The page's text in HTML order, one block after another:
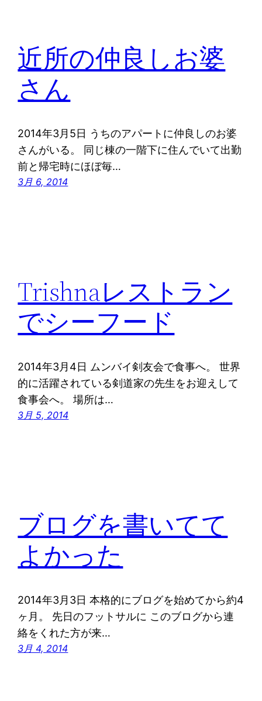
近所の仲良しお婆
さん
2014年3月5日 うちのアパートに仲良しのお婆
さんがいる。 同じ棟の一階下に住んでいて出勤
前と帰宅時にほぼ毎…
3月 6, 2014
Trishnaレストラン
でシーフード
2014年3月4日 ムンバイ剣友会で食事へ。 世界
的に活躍されている剣道家の先生をお迎えして
食事会へ。 場所は…
3月 5, 2014
ブログを書いてて
よかった
2014年3月3日 本格的にブログを始めてから約4
ヶ月。 先日のフットサルに このブログから連
絡をくれた方が来…
3月 4, 2014